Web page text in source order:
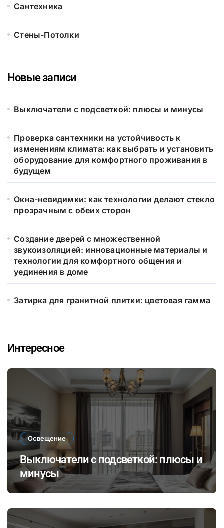
Сантехника
Стены-Потолки
Новые записи
Выключатели с подсветкой: плюсы и минусы
Проверка сантехники на устойчивость к
изменениям климата: как выбрать и установить
оборудование для комфортного проживания в
будущем
Окна-невидимки: как технологии делают стекло
прозрачным с обеих сторон
Создание дверей с множественной
звукоизоляцией: инновационные материалы и
технологии для комфортного общения и
уединения в доме
Затирка для гранитной плитки: цветовая гамма
Интересное
Освещение
Выключатели с подсветкой: плюсы и
минусы